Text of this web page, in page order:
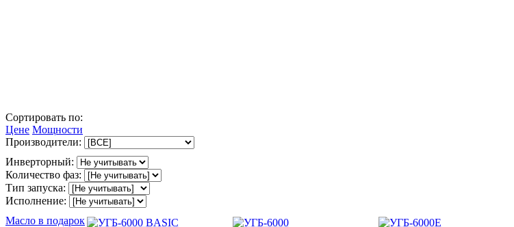
Сортировать по:
Цене Мощности
Производители:
Инверторный:
Количество фаз:
Тип запуска:
Исполнение:
Масло в подарок